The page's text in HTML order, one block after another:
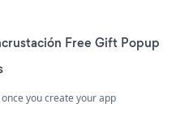
Free Gift Popup
you create your app